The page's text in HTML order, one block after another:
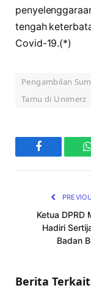
tengah
Covid-19.(*)
Pengambilan
Tamu di Unimerz
Facebook
Ketua DPRD
Hadiri
Badan
Berita